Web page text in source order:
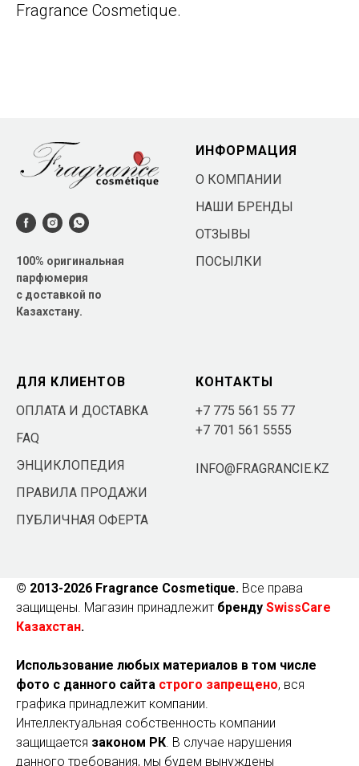
Fragrance Cosmetique.
100% оригинальная
парфюмерия
с доставкой по
Казахстану.
ИНФОРМАЦИЯ
О КОМПАНИИ
НАШИ БРЕНДЫ
ОТЗЫВЫ
ПОСЫЛКИ
ДЛЯ КЛИЕНТОВ
ОПЛАТА И ДОСТАВКА
FAQ
ЭНЦИКЛОПЕДИЯ
ПРАВИЛА ПРОДАЖИ
ПУБЛИЧНАЯ ОФЕРТА
КОНТАКТЫ
+7 775 561 55 77
+7 701 561 5555
INFO@FRAGRANCIE.KZ
© 2013-2026 Fragrance Cosmetique. Все права
защищены. Магазин принадлежит бренду SwissCare
Казахстан.
Использование любых материалов в том числе
фото с данного сайта строго запрещено, вся
графика принадлежит компании.
Интеллектуальная собственность компании
защищается законом РК. В случае нарушения
данного требования, мы будем вынуждены